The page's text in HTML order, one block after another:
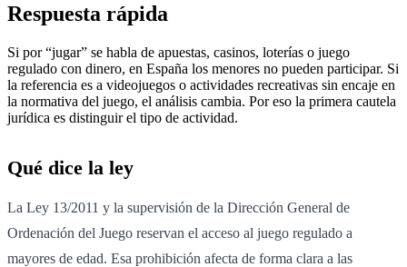
Respuesta rápida
Si por “jugar” se habla de apuestas, casinos, loterías o juego
regulado con dinero, en España los menores no pueden participar. Si
la referencia es a videojuegos o actividades recreativas sin encaje en
la normativa del juego, el análisis cambia. Por eso la primera cautela
jurídica es distinguir el tipo de actividad.
Qué dice la ley
La Ley 13/2011 y la supervisión de la Dirección General de
Ordenación del Juego reservan el acceso al juego regulado a
mayores de edad. Esa prohibición afecta de forma clara a las